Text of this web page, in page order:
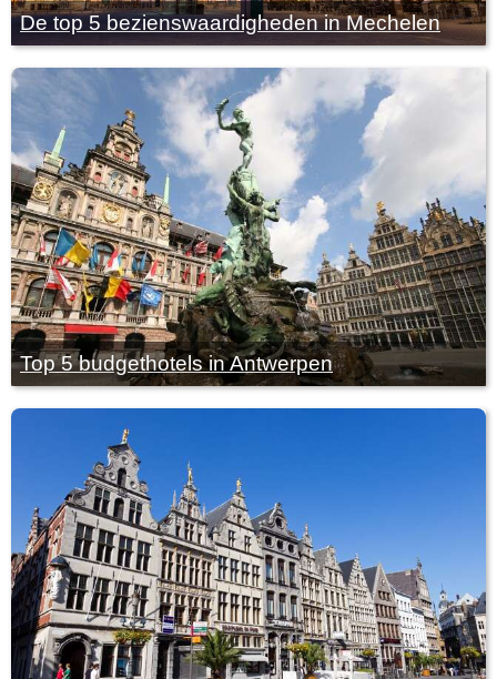
De top 5 bezienswaardigheden in Mechelen
Top 5 budgethotels in Antwerpen